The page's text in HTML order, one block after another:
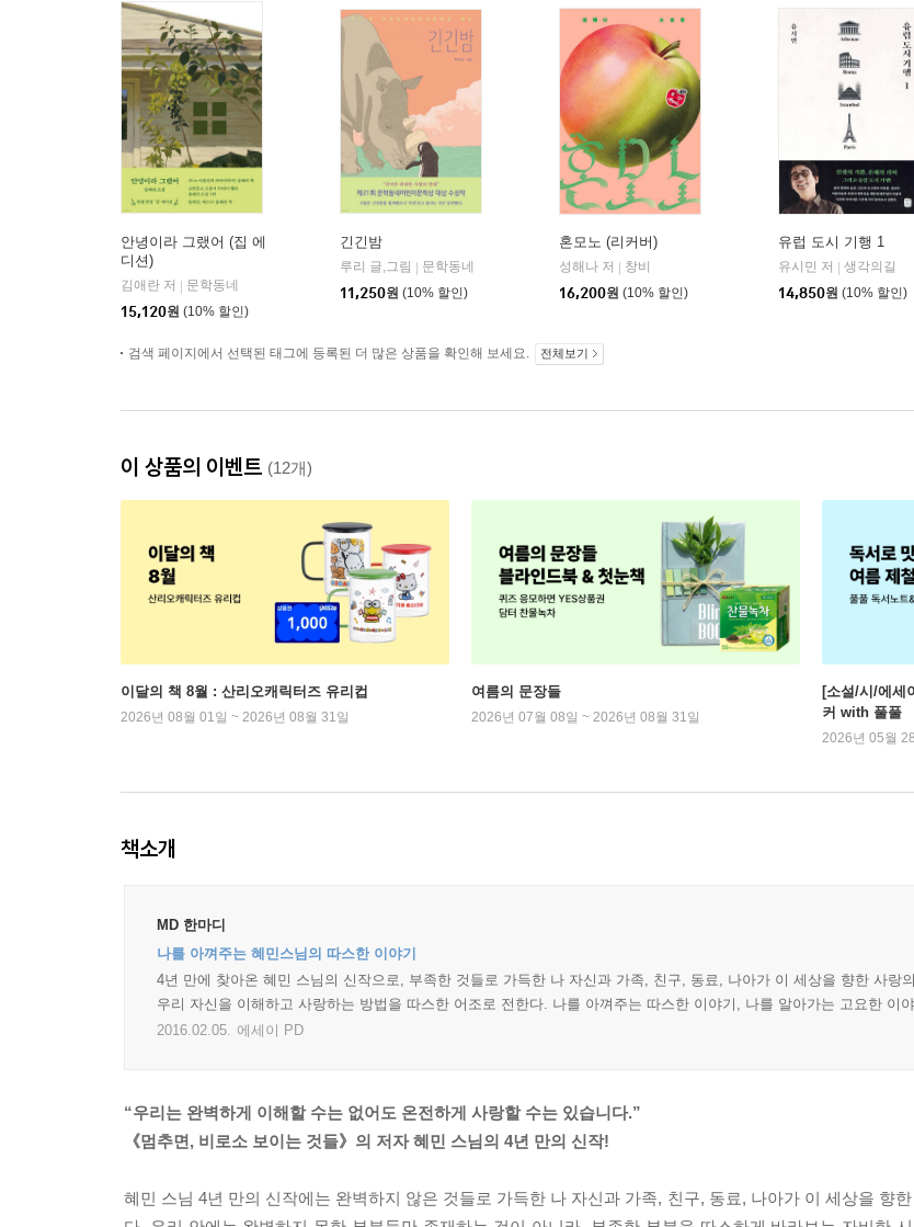
안녕이라 그랬어 (집 에
디션)
김애란 저
문학동네
15,120원 (10% 할인)
긴긴밤
루리 글,그림
문학동네
11,250원 (10% 할인)
혼모노 (리커버)
성해나 저
창비
16,200원 (10% 할인)
유럽 도시 기행 1
유시민 저
생각의길
14,850원 (10% 할인)
검색 페이지에서 선택된 태그에 등록된 더 많은 상품을 확인해 보세요. 전체보기
이 상품의 이벤트 (12개)
이달의 책 8월 : 산리오캐릭터즈 유리컵
2026년 08월 01일 ~ 2026년 08월 31일
여름의 문장들
2026년 07월 08일 ~ 2026년 08월 31일
[소설/시/에세
커 with 풀풀
2026년 05월
책소개
MD 한마디
나를 아껴주는 혜민스님의 따스한 이야기
4년 만에 찾아온 혜민 스님의 신작으로, 부족한 것들로 가득한 나 자신과 가족, 친구, 동료, 나아가 이 세상을 향한 사랑
우리 자신을 이해하고 사랑하는 방법을 따스한 어조로 전한다. 나를 아껴주는 따스한 이야기, 나를 알아가는 고요한 이
2016.02.05. 에세이 PD
“우리는 완벽하게 이해할 수는 없어도 온전하게 사랑할 수는 있습니다.”
《멈추면, 비로소 보이는 것들》의 저자 혜민 스님의 4년 만의 신작!
혜민 스님 4년 만의 신작에는 완벽하지 않은 것들로 가득한 나 자신과 가족, 친구, 동료, 나아가 이 세상을 향